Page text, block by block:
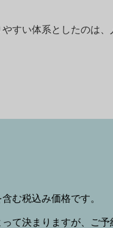
すい体系としたのは
む税込み価格です。
て決まりますが、ご